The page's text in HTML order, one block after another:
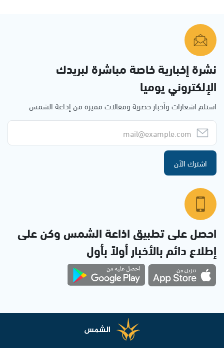
نشرة إخبارية خاصة مباشرة لبريدك
الإلكتروني يوميا
استلم اشعارات وأخبار حصرية ومقالات مميزة من إذاعة الشمس
اشترك الآن
احصل على تطبيق اذاعة الشمس وكن على
إطلاع دائم بالأخبار أولاً بأول